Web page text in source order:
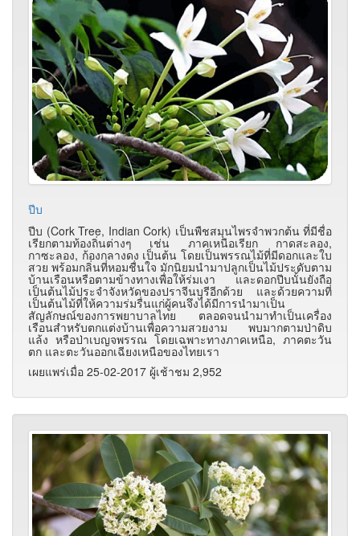
ปีบ
ปีบ (Cork Tree, Indian Cork) เป็นพืชสมุนไพรจำพวกต้น ที่มีชื่อ
เรียกตามท้องถิ่นต่างๆ เช่น ภาคเหนือเรียก กาดสะลอง,
กาซะลอง, ก้องกลางดง เป็นต้น โดยเป็นพรรณไม้ที่มีดอกและใบ
สวย พร้อมกลิ่นที่หอมชื่นใจ มักนิยมนำมาปลูกเป็นไม้ประดับตาม
บ้านเรือนหรือตามข้างทางเพื่อให้ร่มเงา และดอกปีบนั้นยังถือ
เป็นต้นไม้ประจำจังหวัดของปราจีนบุรีอีกด้วย และด้วยความที่
เป็นต้นไม้ที่ให้ความร่มรื่นแก่ผู้คนจึงได้มีการนำมาเป็น
สัญลักษณ์ของการพยาบาลไทย ตลอดจนนำมาทำเป็นเครื่อง
เรือนสำหรับตกแต่งบ้านเพื่อความสวยงาม พบมากตามป่าดิบ
แล้ง หรือป่าเบญจพรรณ โดยเฉพาะทางภาคเหนือ, ภาคตะวัน
ตก และตะวันออกเฉียงเหนือของไทยเรา
เผยแพร่เมื่อ 25-02-2017 ผู้เช้าชม 2,952